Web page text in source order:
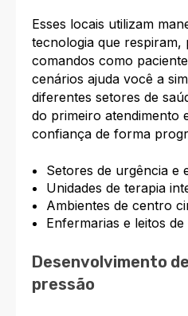
Esses locais utilizam
tecnologia que respiram,
comandos como
cenários ajuda você a
diferentes setores de
do primeiro atendimento
confiança de forma
Setores de urgência e
Unidades de terapia
Ambientes de centro
Enfermarias e leitos
Desenvolvimento
pressão